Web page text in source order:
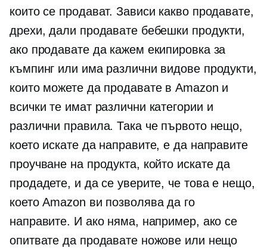
които се продават. Зависи какво продавате,
дрехи, дали продавате бебешки продукти,
ако продавате да кажем екипировка за
къмпинг или има различни видове продукти,
които можете да продавате в Amazon и
всички те имат различни категории и
различни правила. Така че първото нещо,
което искате да направите, е да направите
проучване на продукта, който искате да
продадете, и да се уверите, че това е нещо,
което Amazon ви позволява да го
направите. И ако няма, например, ако се
опитвате да продавате ножове или нещо